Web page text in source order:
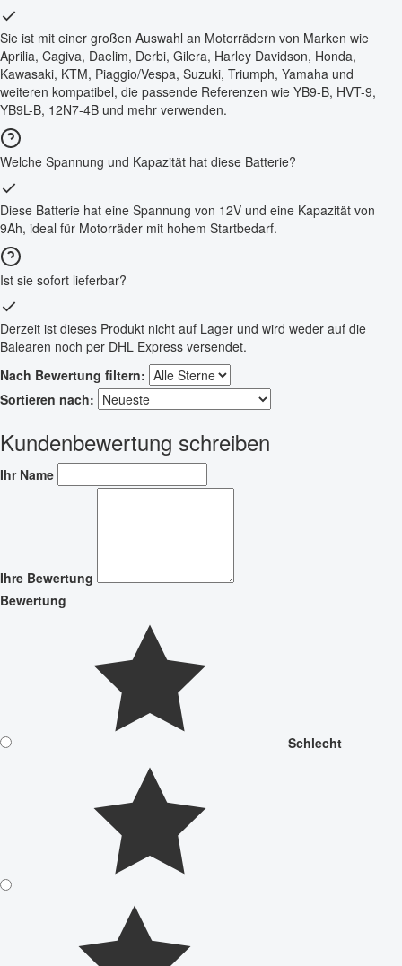
Sie ist mit einer großen Auswahl an Motorrädern von Marken wie
Aprilia, Cagiva, Daelim, Derbi, Gilera, Harley Davidson, Honda,
Kawasaki, KTM, Piaggio/Vespa, Suzuki, Triumph, Yamaha und
weiteren kompatibel, die passende Referenzen wie YB9-B, HVT-9,
YB9L-B, 12N7-4B und mehr verwenden.
Welche Spannung und Kapazität hat diese Batterie?
Diese Batterie hat eine Spannung von 12V und eine Kapazität von
9Ah, ideal für Motorräder mit hohem Startbedarf.
Ist sie sofort lieferbar?
Derzeit ist dieses Produkt nicht auf Lager und wird weder auf die
Balearen noch per DHL Express versendet.
Nach Bewertung filtern:
Sortieren nach:
Kundenbewertung schreiben
Ihr Name
Ihre Bewertung
Bewertung
Schlecht